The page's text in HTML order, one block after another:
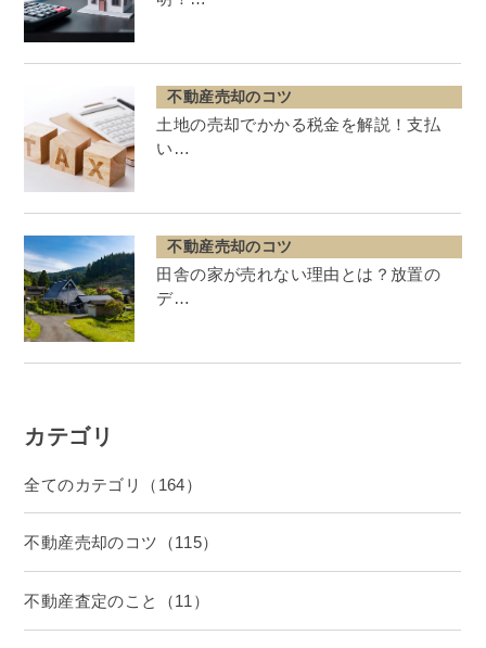
不動産売却のコツ
土地の売却でかかる税金を解説！支払
い…
不動産売却のコツ
田舎の家が売れない理由とは？放置の
デ…
カテゴリ
全てのカテゴリ（164）
不動産売却のコツ（115）
不動産査定のこと（11）